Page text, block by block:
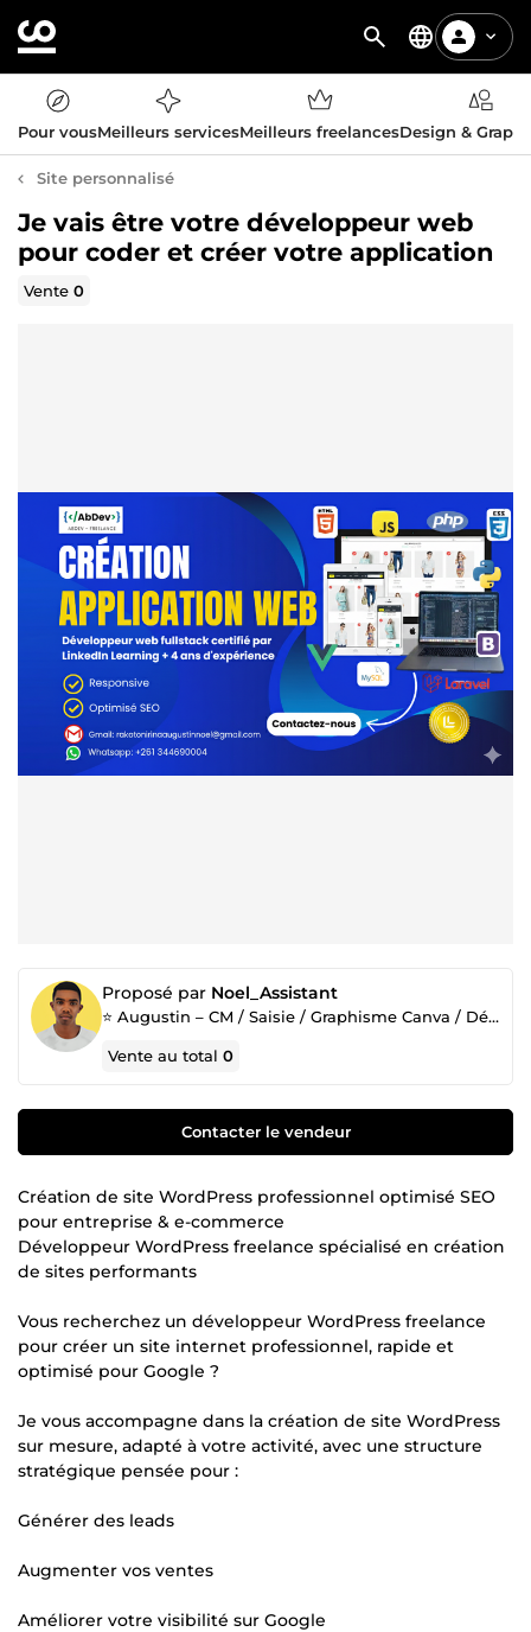
Pour vousMeilleurs servicesMeilleurs freelancesDesign &
Site personnalisé
Je vais être votre développeur web
pour coder et créer votre application
Vente0
Proposé par Noel_Assistant
⭐ Augustin – CM / Saisie / Graphisme Canva / Dév Web
Vente au total0
Contacter le vendeur
Création de site WordPress professionnel optimisé SEO
pour entreprise & e-commerce
Développeur WordPress freelance spécialisé en création
de sites performants
Vous recherchez un développeur WordPress freelance
pour créer un site internet professionnel, rapide et
optimisé pour Google ?
Je vous accompagne dans la création de site WordPress
sur mesure, adapté à votre activité, avec une structure
stratégique pensée pour :
Générer des leads
Augmenter vos ventes
Améliorer votre visibilité sur Google